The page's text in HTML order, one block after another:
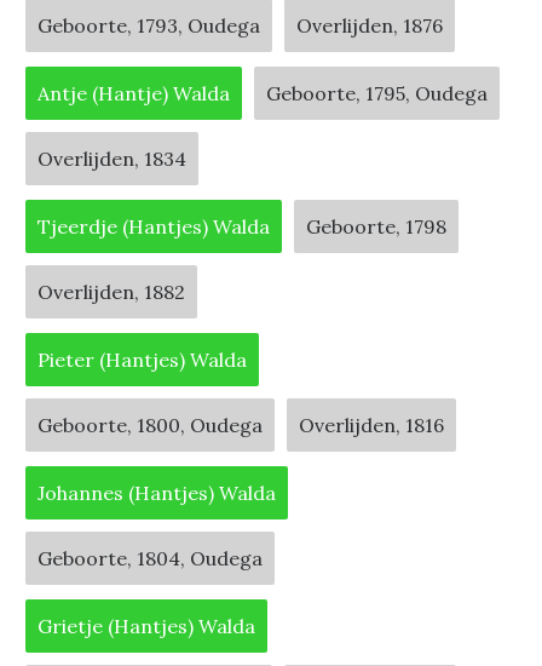
Geboorte, 1793, Oudega Overlijden, 1876
Antje (Hantje) Walda Geboorte, 1795, Oudega
Overlijden, 1834
Tjeerdje (Hantjes) Walda Geboorte, 1798
Overlijden, 1882
Pieter (Hantjes) Walda
Geboorte, 1800, Oudega Overlijden, 1816
Johannes (Hantjes) Walda
Geboorte, 1804, Oudega
Grietje (Hantjes) Walda